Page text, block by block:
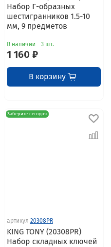
Набор Г-образных
шестигранников 1.5-10
мм, 9 предметов
В наличии - 3 шт.
1 160 ₽
В корзину
Заберите сегодня
артикул 20308PR
KING TONY (20308PR)
Набор складных ключей